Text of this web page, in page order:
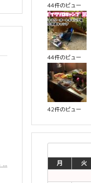
44件のビュー
44件のビュー
42件のビュー
月
火